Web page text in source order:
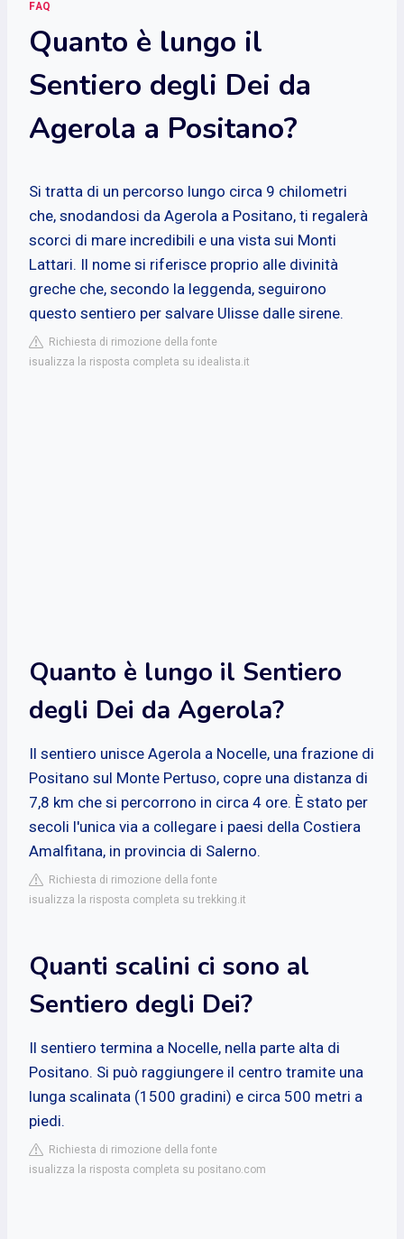
FAQ
Quanto è lungo il
Sentiero degli Dei da
Agerola a Positano?
Si tratta di un percorso lungo circa 9 chilometri
che, snodandosi da Agerola a Positano, ti regalerà
scorci di mare incredibili e una vista sui Monti
Lattari. Il nome si riferisce proprio alle divinità
greche che, secondo la leggenda, seguirono
questo sentiero per salvare Ulisse dalle sirene.
Richiesta di rimozione della fonte
isualizza la risposta completa su idealista.it
Quanto è lungo il Sentiero
degli Dei da Agerola?
Il sentiero unisce Agerola a Nocelle, una frazione di
Positano sul Monte Pertuso, copre una distanza di
7,8 km che si percorrono in circa 4 ore. È stato per
secoli l'unica via a collegare i paesi della Costiera
Amalfitana, in provincia di Salerno.
Richiesta di rimozione della fonte
isualizza la risposta completa su trekking.it
Quanti scalini ci sono al
Sentiero degli Dei?
Il sentiero termina a Nocelle, nella parte alta di
Positano. Si può raggiungere il centro tramite una
lunga scalinata (1500 gradini) e circa 500 metri a
piedi.
Richiesta di rimozione della fonte
isualizza la risposta completa su positano.com